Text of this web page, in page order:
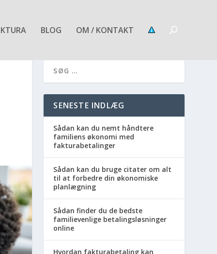
BLOG OM / KONTAKT
SENESTE INDLÆG
Sådan kan du nemt håndtere
familiens økonomi med
fakturabetalinger
Sådan kan du bruge citater om alt
til at forbedre din økonomiske
planlægning
Sådan finder du de bedste
familievenlige betalingsløsninger
online
Hvordan fakturabetaling kan